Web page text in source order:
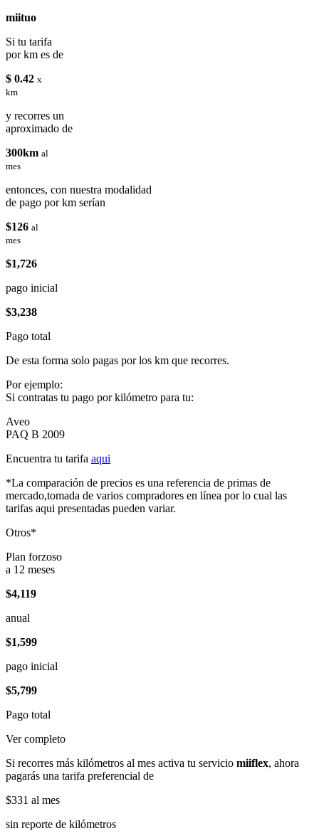
miituo
Si tu tarifa
por km es de
$ 0.42 x
km
y recorres un
aproximado de
300km al
mes
entonces, con nuestra modalidad
de pago por km serían
$126 al
mes
$1,726
pago inicial
$3,238
Pago total
De esta forma solo pagas por los km que recorres.
Por ejemplo:
Si contratas tu pago por kilómetro para tu:
Aveo
PAQ B 2009
Encuentra tu tarifa aqui
*La comparación de precios es una referencia de primas de
mercado,tomada de varios compradores en línea por lo cual las
tarifas aqui presentadas pueden variar.
Otros*
Plan forzoso
a 12 meses
$4,119
anual
$1,599
pago inicial
$5,799
Pago total
Ver completo
Si recorres más kilómetros al mes activa tu servicio miiflex, ahora
pagarás una tarifa preferencial de
$331 al mes
sin reporte de kilómetros